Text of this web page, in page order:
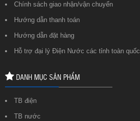
Chính sách giao nhận/vận chuyển
Hướng dẫn thanh toán
Hướng dẫn đặt hàng
Hỗ trợ đại lý Điện Nước các tỉnh toàn quốc
DANH MỤC SẢN PHẨM
TB điện
TB nước